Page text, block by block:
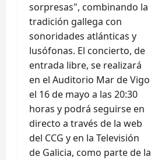
sorpresas", combinando la
tradición gallega con
sonoridades atlánticas y
lusófonas. El concierto, de
entrada libre, se realizará
en el Auditorio Mar de Vigo
el 16 de mayo a las 20:30
horas y podrá seguirse en
directo a través de la web
del CCG y en la Televisión
de Galicia, como parte de la